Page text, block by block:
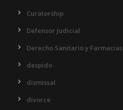
Curatorship
Defensor Judicial
Derecho Sanitario y Farmacias
despido
dismissal
divorce